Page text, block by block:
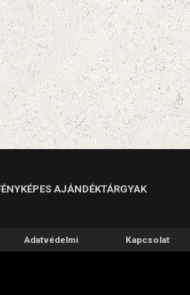
AJÁNDÉKTÁRGYAK
Adatvédelmi Kapcsolat